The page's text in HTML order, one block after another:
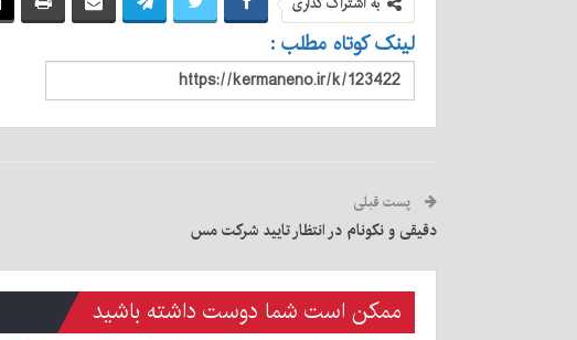
به اشتراک گذاری
لینک کوتاه مطلب :
پست قبلی
دقیقی و نکونام در انتظار تایید شرکت مس
ممکن است شما دوست داشته باشید